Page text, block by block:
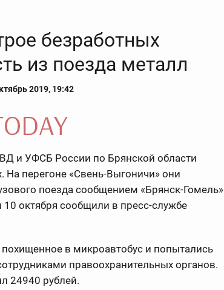
безработных
из поезда металл
2019, 19:42
и УФСБ России по Брянской области
На перегоне «Свень-Выгоничи» они
поезда сообщением «Брянск-Гомель»
октября сообщили в пресс-службе
в микроавтобус и попытались
правоохранительных органов.
24940 рублей.